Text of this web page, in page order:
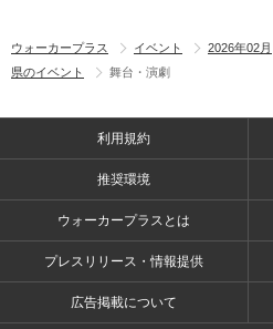
ウォーカープラス イベント 2026年02月
県のイベント
舞台・演劇
利用規約
推奨環境
ウォーカープラスとは
プレスリリース・情報提供
広告掲載について